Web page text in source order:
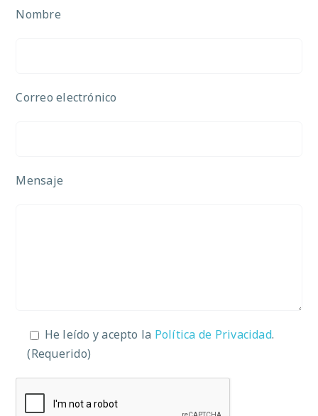
Nombre
Correo electrónico
Mensaje
He leído y acepto la Política de Privacidad.
(Requerido)